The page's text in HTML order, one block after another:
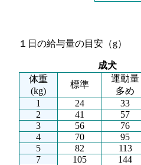
１日の給与量の目安（g）
成犬
体重
(kg)
標準
運動量
多め
1
24
33
2
41
57
3
56
76
4
70
95
5
82
113
7
105
144